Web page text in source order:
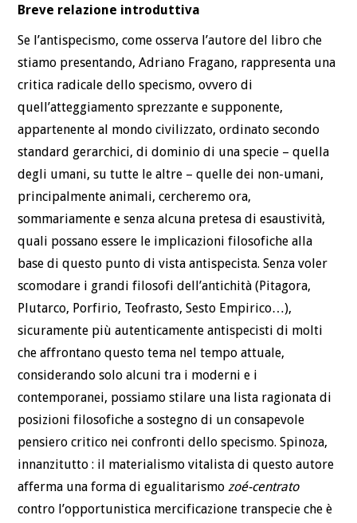
Breve relazione introduttiva
Se l’antispecismo, come osserva l’autore del libro che
stiamo presentando, Adriano Fragano, rappresenta una
critica radicale dello specismo, ovvero di
quell’atteggiamento sprezzante e supponente,
appartenente al mondo civilizzato, ordinato secondo
standard gerarchici, di dominio di una specie – quella
degli umani, su tutte le altre – quelle dei non-umani,
principalmente animali, cercheremo ora,
sommariamente e senza alcuna pretesa di esaustività,
quali possano essere le implicazioni filosofiche alla
base di questo punto di vista antispecista. Senza voler
scomodare i grandi filosofi dell’antichità (Pitagora,
Plutarco, Porfirio, Teofrasto, Sesto Empirico…),
sicuramente più autenticamente antispecisti di molti
che affrontano questo tema nel tempo attuale,
considerando solo alcuni tra i moderni e i
contemporanei, possiamo stilare una lista ragionata di
posizioni filosofiche a sostegno di un consapevole
pensiero critico nei confronti dello specismo. Spinoza,
innanzitutto : il materialismo vitalista di questo autore
afferma una forma di egualitarismozoé-centrato
contro l’opportunistica mercificazione transpecie che è